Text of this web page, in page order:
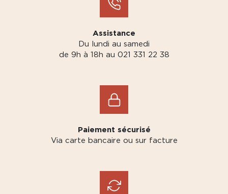
Assistance
Du lundi au samedi
de 9h à 18h au 021 331 22 38
Paiement sécurisé
Via carte bancaire ou sur facture